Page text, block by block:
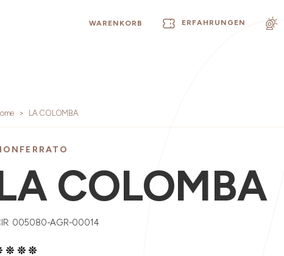
WARENKORB ERFAHRUNGEN
LA COLOMBA
COLOMBA
005080-AGR-00014